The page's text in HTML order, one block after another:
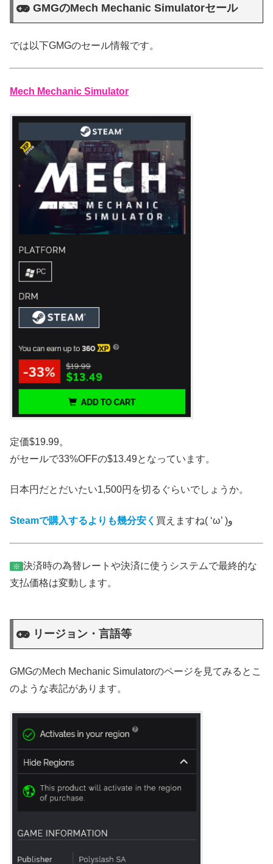
GMGのMech Mechanic Simulatorセール
では以下GMGのセール情報です。
Mech Mechanic Simulator
定価$19.99。
がセールで33%OFFの$13.49となっています。
日本円だとだいたい1,500円を切るぐらいでしょうか。
Steamで購入するよりも幾分安く 買えますね( ‘ω’ )و
※ 決済時の為替レートや決済に使うシステムで最終的な
支払価格は変動します。
リージョン・言語等
GMGのMech Mechanic Simulatorのページを見てみるとこ
のような表記があります。